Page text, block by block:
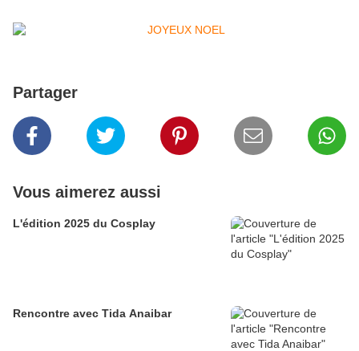
Partager
Vous aimerez aussi
L'édition 2025 du Cosplay
Rencontre avec Tida Anaibar